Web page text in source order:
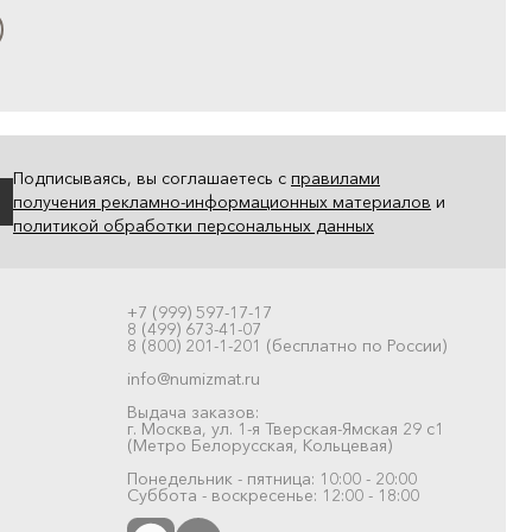
Подписываясь, вы соглашаетесь с правилами
получения рекламно-информационных материалов и
политикой обработки персональных данных
+7 (999) 597-17-17
8 (499) 673-41-07
8 (800) 201-1-201 (бесплатно по России)
info@numizmat.ru
Выдача заказов:
г. Москва, ул. 1-я Тверская-Ямская 29 с1
(Метро Белорусская, Кольцевая)
Понедельник - пятница: 10:00 - 20:00
Суббота - воскресенье: 12:00 - 18:00